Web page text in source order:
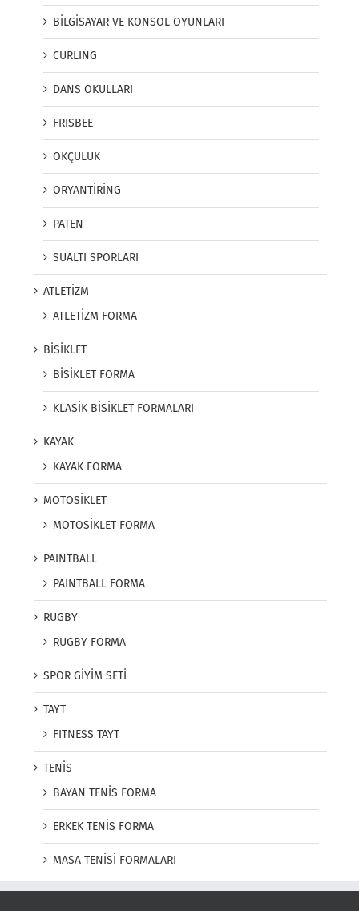
BİLGİSAYAR VE KONSOL OYUNLARI
CURLING
DANS OKULLARI
FRISBEE
OKÇULUK
ORYANTİRİNG
PATEN
SUALTI SPORLARI
ATLETİZM
ATLETİZM FORMA
BİSİKLET
BİSİKLET FORMA
KLASİK BİSİKLET FORMALARI
KAYAK
KAYAK FORMA
MOTOSİKLET
MOTOSİKLET FORMA
PAINTBALL
PAINTBALL FORMA
RUGBY
RUGBY FORMA
SPOR GİYİM SETİ
TAYT
FITNESS TAYT
TENİS
BAYAN TENİS FORMA
ERKEK TENİS FORMA
MASA TENİSİ FORMALARI